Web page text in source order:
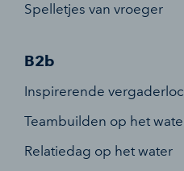
Spelletjes van vroeger
B2b
Inspirerende
Teambuilden op het
Relatiedag op het water